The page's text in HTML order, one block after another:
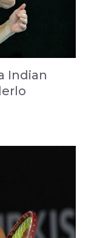
Indian